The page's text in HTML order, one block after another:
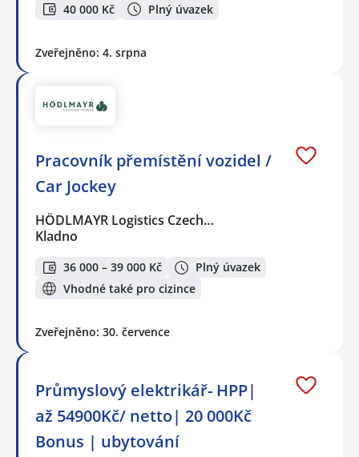
40 000 Kč Plný úvazek
Zveřejněno: 4. srpna
Pracovník přemístění vozidel /
Car Jockey
HÖDLMAYR Logistics Czech…
Kladno
36 000 – 39 000 Kč
Plný úvazek
Vhodné také pro cizince
Zveřejněno: 30. července
Průmyslový elektrikář- HPP|
až 54900Kč/ netto| 20 000Kč
Bonus | ubytování